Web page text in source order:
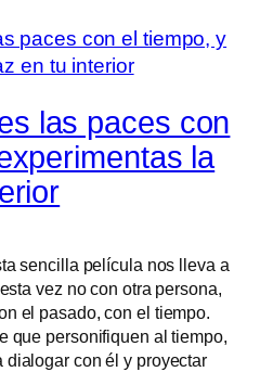
las paces con
la
sencilla película nos lleva a
vez no con otra persona,
el pasado, con el tiempo.
que personifiquen al tiempo,
dialogar con él y proyectar